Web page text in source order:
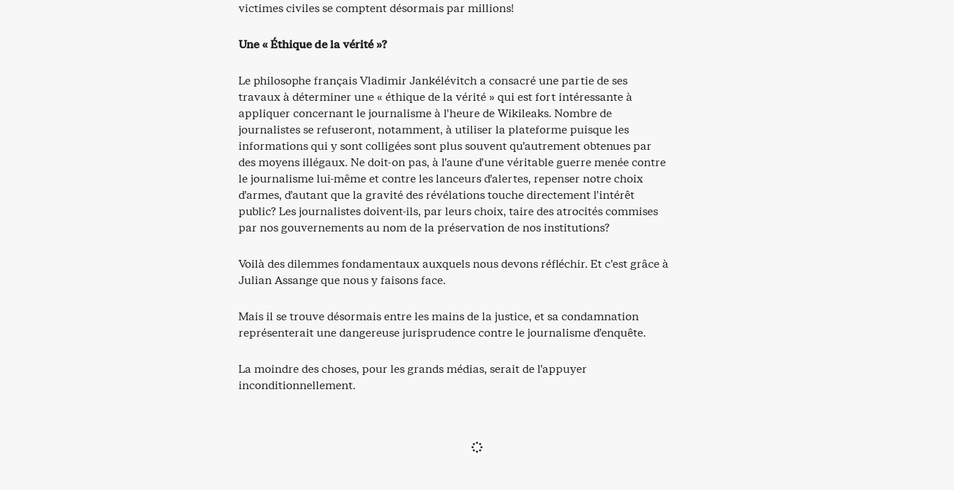
victimes civiles se comptent désormais par millions!
Une « Éthique de la vérité »?
Le philosophe français Vladimir Jankélévitch a consacré une partie de ses
travaux à déterminer une « éthique de la vérité » qui est fort intéressante à
appliquer concernant le journalisme à l’heure de Wikileaks. Nombre de
journalistes se refuseront, notamment, à utiliser la plateforme puisque les
informations qui y sont colligées sont plus souvent qu’autrement obtenues par
des moyens illégaux. Ne doit-on pas, à l’aune d’une véritable guerre menée contre
le journalisme lui-même et contre les lanceurs d’alertes, repenser notre choix
d’armes, d’autant que la gravité des révélations touche directement l’intérêt
public? Les journalistes doivent-ils, par leurs choix, taire des atrocités commises
par nos gouvernements au nom de la préservation de nos institutions?
Voilà des dilemmes fondamentaux auxquels nous devons réfléchir. Et c’est grâce à
Julian Assange que nous y faisons face.
Mais il se trouve désormais entre les mains de la justice, et sa condamnation
représenterait une dangereuse jurisprudence contre le journalisme d’enquête.
La moindre des choses, pour les grands médias, serait de l’appuyer
inconditionnellement.